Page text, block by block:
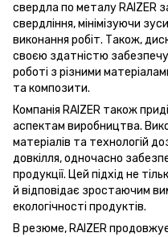
свердла по металу RAIZER
свердління, мінімізуючи
виконання робіт. Також,
своєю здатністю
роботі з різними
та композити.
Компанія RAIZER також
аспектам виробництва.
матеріалів та технологій
довкілля, одночасно
продукції. Цей підхід не
й відповідає зростаючим
екологічності продуктів.
В резюме, RAIZER